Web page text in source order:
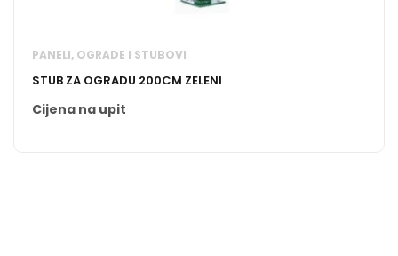
PANELI, OGRADE I STUBOVI
STUB ZA OGRADU 200CM ZELENI
Cijena na upit